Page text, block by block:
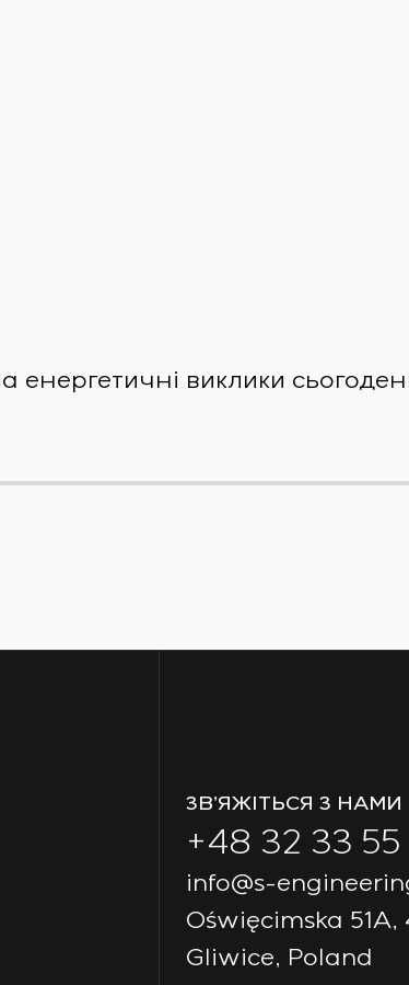
енергетичні виклики
ЗВ’ЯЖІТЬСЯ З НАМИ
+48 32 33
info@s-
Oświęcimska 51A,
Gliwice, Poland